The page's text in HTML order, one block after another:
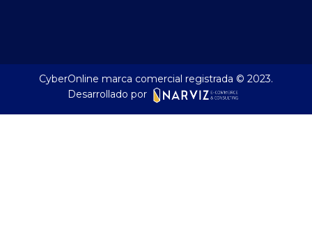
CyberOnline marca comercial registrada © 2023.
Desarrollado por